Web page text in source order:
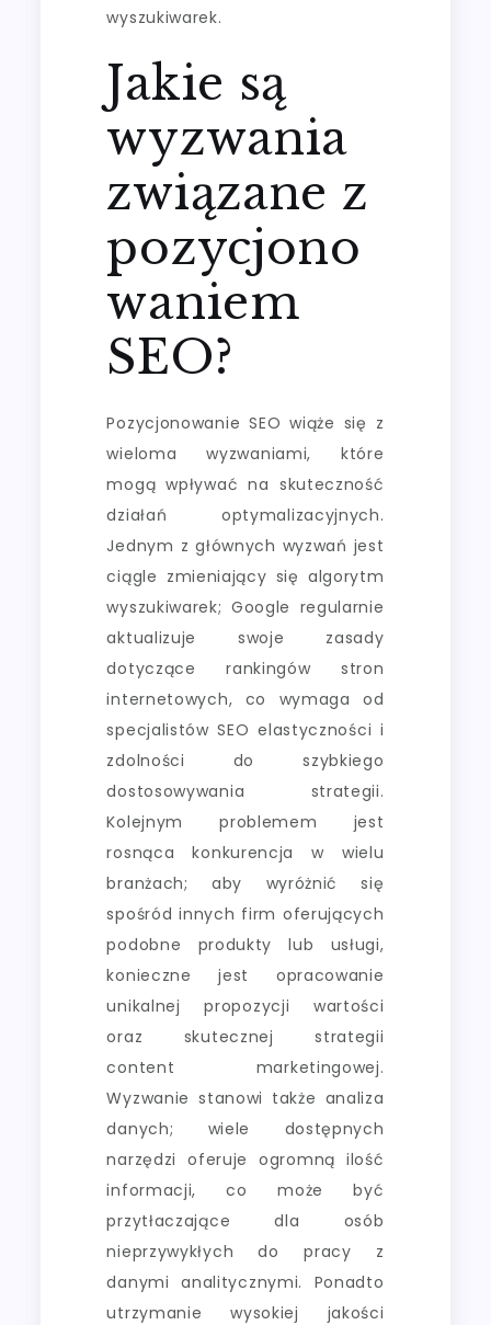
wyszukiwarek.
Jakie są
wyzwania
związane z
pozycjono
waniem
SEO?
Pozycjonowanie SEO wiąże się z
wieloma wyzwaniami, które
mogą wpływać na skuteczność
działań optymalizacyjnych.
Jednym z głównych wyzwań jest
ciągle zmieniający się algorytm
wyszukiwarek; Google regularnie
aktualizuje swoje zasady
dotyczące rankingów stron
internetowych, co wymaga od
specjalistów SEO elastyczności i
zdolności do szybkiego
dostosowywania strategii.
Kolejnym problemem jest
rosnąca konkurencja w wielu
branżach; aby wyróżnić się
spośród innych firm oferujących
podobne produkty lub usługi,
konieczne jest opracowanie
unikalnej propozycji wartości
oraz skutecznej strategii
content marketingowej.
Wyzwanie stanowi także analiza
danych; wiele dostępnych
narzędzi oferuje ogromną ilość
informacji, co może być
przytłaczające dla osób
nieprzywykłych do pracy z
danymi analitycznymi. Ponadto
utrzymanie wysokiej jakości